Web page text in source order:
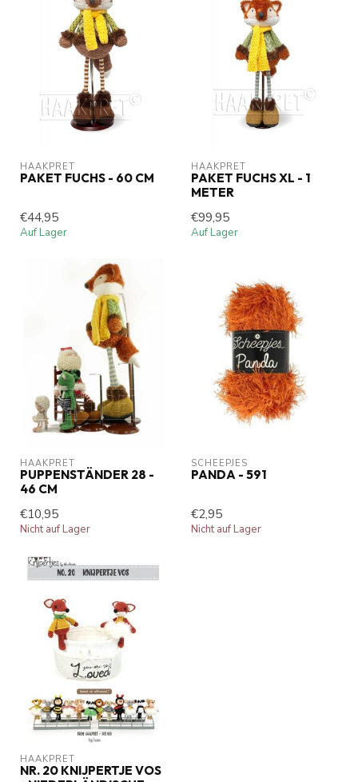
HAAKPRET
PAKET FUCHS - 60 CM
€44,95
Auf Lager
HAAKPRET
PAKET FUCHS XL - 1
METER
€99,95
Auf Lager
HAAKPRET
PUPPENSTÄNDER 28 -
46 CM
€10,95
Nicht auf Lager
SCHEEPJES
PANDA - 591
€2,95
Nicht auf Lager
HAAKPRET
NR. 20 KNIJPERTJE VOS